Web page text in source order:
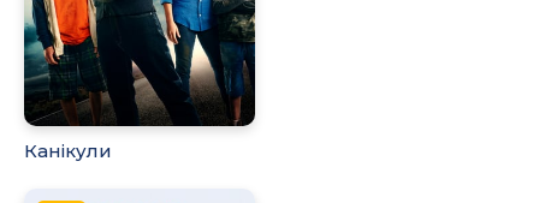
Канікули